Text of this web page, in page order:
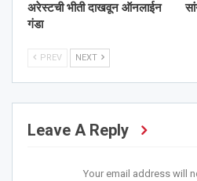
अरेस्टची भीती दाखवून ऑनलाईन
गंडा
PREV NEXT
Leave A Reply
Your email address will